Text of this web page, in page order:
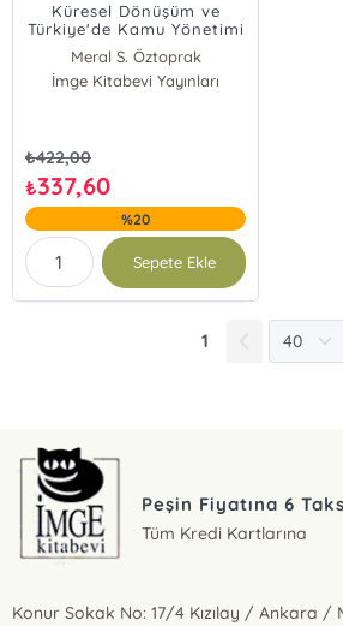
Küresel Dönüşüm ve
Türkiye'de Kamu Yönetimi
Eğitimi
Meral S. Öztoprak
Eylül Bayraktar Erçeltik
İmge Kitabevi Yayınları
₺422,00
₺337,60
%20
Sepete Ekle
1
Peşin Fiyatına 6
Tüm Kredi Kartlarına
Konur Sokak No: 17/4 Kızılay / Ankara /